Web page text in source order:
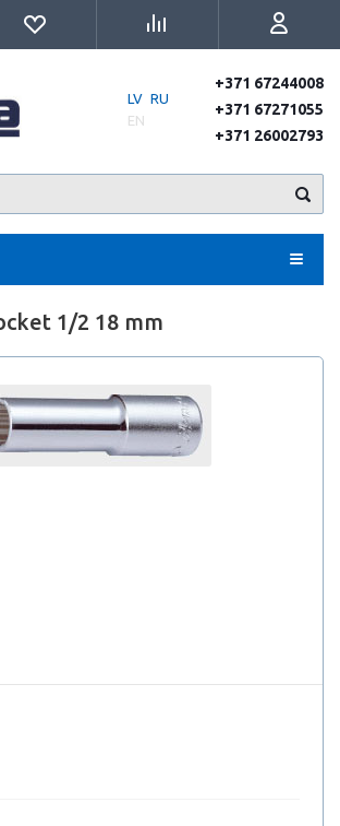
LV RU
EN
+371 67244008
+371 67271055
+371 26002793
1/2 18 mm